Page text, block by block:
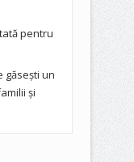
pentru
găsești un
și